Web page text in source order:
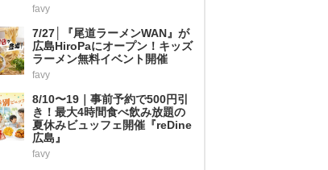
favy
7/27│『尾道ラーメンWAN』が
広島HiroPaにオープン！キッズ
ラーメン無料イベント開催
favy
8/10〜19｜事前予約で500円引
き！最大4時間食べ飲み放題の
夏休みビュッフェ開催『reDine
広島』
favy